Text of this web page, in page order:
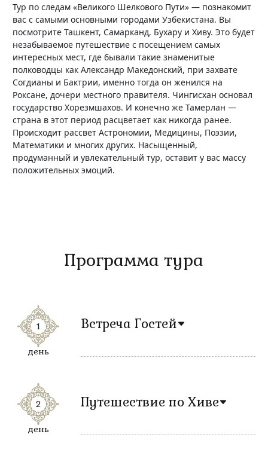
Тур по следам «Великого Шелкового Пути» — познакомит
вас с самыми основными городами Узбекистана. Вы
посмотрите Ташкент, Самарканд, Бухару и Хиву. Это будет
незабываемое путешествие с посещением самых
интересных мест, где бывали такие знаменитые
полководцы как Александр Македонский, при захвате
Согдианы и Бактрии, именно тогда он женился на
Роксане, дочери местного правителя. Чингисхан основал
государство Хорезмшахов. И конечно же Тамерлан —
страна в этот период расцветает как никогда ранее.
Происходит рассвет Астрономии, Медицины, Поэзии,
Математики и многих других. Насыщенный,
продуманный и увлекательный тур, оставит у вас массу
положительных эмоций.
Программа тура
1
день
Встреча Гостей
2
день
Путешествие по Хиве